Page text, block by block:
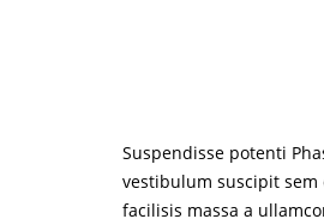
Suspendisse potenti
vestibulum suscipit
facilisis massa a